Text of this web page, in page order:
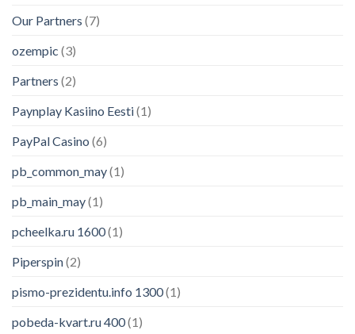
Our Partners (7)
ozempic (3)
Partners (2)
Paynplay Kasiino Eesti(1)
PayPal Casino (6)
pb_common_may(1)
pb_main_may(1)
pcheelka.ru 1600(1)
Piperspin(2)
pismo-prezidentu.info 1300(1)
pobeda-kvart.ru 400(1)